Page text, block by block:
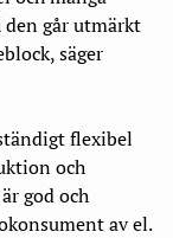
går utmärkt
säger
flexibel
och
god och
av el.